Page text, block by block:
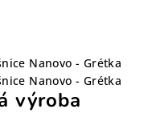
výroba